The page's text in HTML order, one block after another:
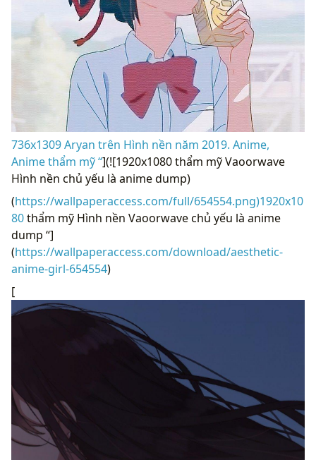
736x1309 Aryan trên Hình nền năm 2019. Anime,
Anime thẩm mỹ “](![1920x1080 thẩm mỹ Vaoorwave
Hình nền chủ yếu là anime dump)
(https://wallpaperaccess.com/full/654554.png)1920x10
80thẩm mỹ Hình nền Vaoorwave chủ yếu là anime
dump “]
(https://wallpaperaccess.com/download/aesthetic-
anime-girl-654554)
[